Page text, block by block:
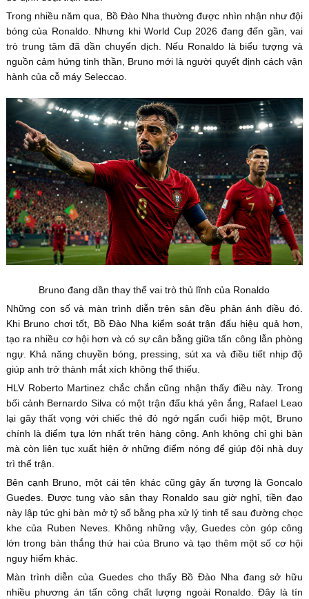
Trong nhiều năm qua, Bồ Đào Nha thường được nhìn nhận như đội
bóng của Ronaldo. Nhưng khi World Cup 2026 đang đến gần, vai
trò trung tâm đã dần chuyển dịch. Nếu Ronaldo là biểu tượng và
nguồn cảm hứng tinh thần, Bruno mới là người quyết định cách vận
hành của cỗ máy Seleccao.
Bruno đang dần thay thế vai trò thủ lĩnh của Ronaldo
Những con số và màn trình diễn trên sân đều phản ánh điều đó.
Khi Bruno chơi tốt, Bồ Đào Nha kiểm soát trận đấu hiệu quả hơn,
tạo ra nhiều cơ hội hơn và có sự cân bằng giữa tấn công lẫn phòng
ngự. Khả năng chuyền bóng, pressing, sút xa và điều tiết nhịp độ
giúp anh trở thành mắt xích không thể thiếu.
HLV Roberto Martinez chắc chắn cũng nhận thấy điều này. Trong
bối cảnh Bernardo Silva có một trận đấu khá yên ắng, Rafael Leao
lại gây thất vọng với chiếc thẻ đỏ ngớ ngẩn cuối hiệp một, Bruno
chính là điểm tựa lớn nhất trên hàng công. Anh không chỉ ghi bàn
mà còn liên tục xuất hiện ở những điểm nóng để giúp đội nhà duy
trì thế trận.
Bên cạnh Bruno, một cái tên khác cũng gây ấn tượng là Goncalo
Guedes. Được tung vào sân thay Ronaldo sau giờ nghỉ, tiền đạo
này lập tức ghi bàn mở tỷ số bằng pha xử lý tinh tế sau đường chọc
khe của Ruben Neves. Không những vậy, Guedes còn góp công
lớn trong bàn thắng thứ hai của Bruno và tạo thêm một số cơ hội
nguy hiểm khác.
Màn trình diễn của Guedes cho thấy Bồ Đào Nha đang sở hữu
nhiều phương án tấn công chất lượng ngoài Ronaldo. Đây là tín